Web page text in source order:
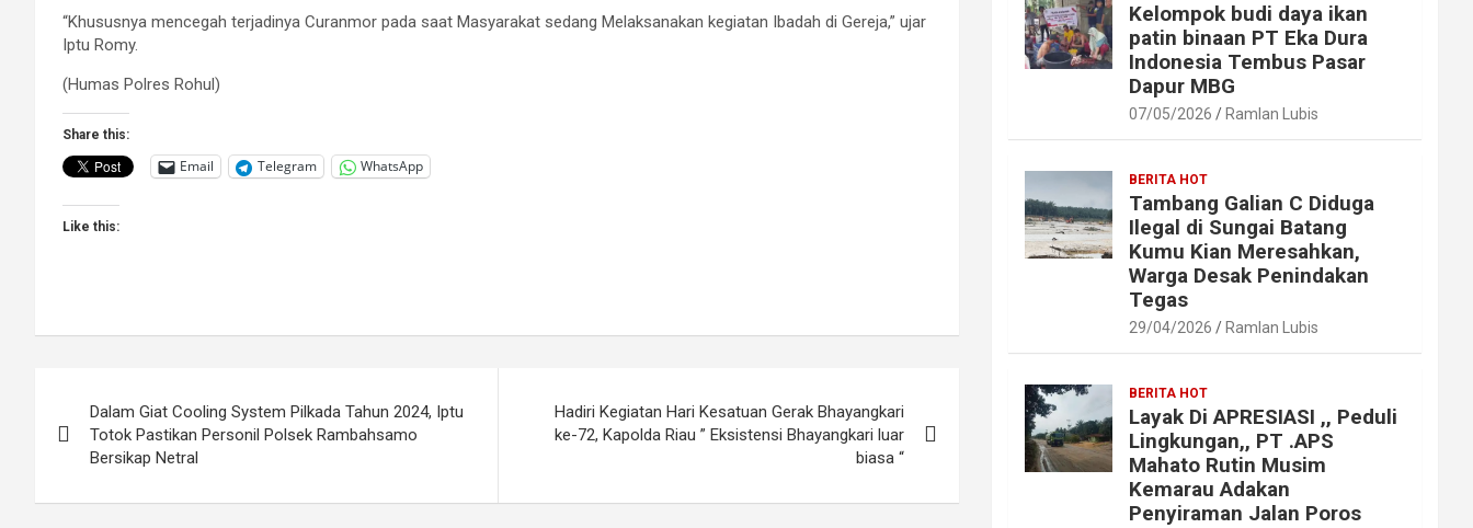
“Khususnya mencegah terjadinya Curanmor pada saat Masyarakat sedang Melaksanakan kegiatan Ibadah di Gereja,” ujar
Iptu Romy.
(Humas Polres Rohul)
Share this:
Email Telegram WhatsApp
Like this:
navigation
Dalam Giat Cooling System Pilkada Tahun 2024, Iptu
Totok Pastikan Personil Polsek Rambahsamo
Bersikap Netral
Hadiri Kegiatan Hari Kesatuan Gerak Bhayangkari
ke-72, Kapolda Riau ” Eksistensi Bhayangkari luar
biasa “
Kelompok budi daya ikan
patin binaan PT Eka Dura
Indonesia Tembus Pasar
Dapur MBG
07/05/2026 Ramlan Lubis
BERITA HOT
Tambang Galian C Diduga
Ilegal di Sungai Batang
Kumu Kian Meresahkan,
Warga Desak Penindakan
Tegas
29/04/2026 Ramlan Lubis
BERITA HOT
Layak Di APRESIASI ,, Peduli
Lingkungan,, PT .APS
Mahato Rutin Musim
Kemarau Adakan
Penyiraman Jalan Poros